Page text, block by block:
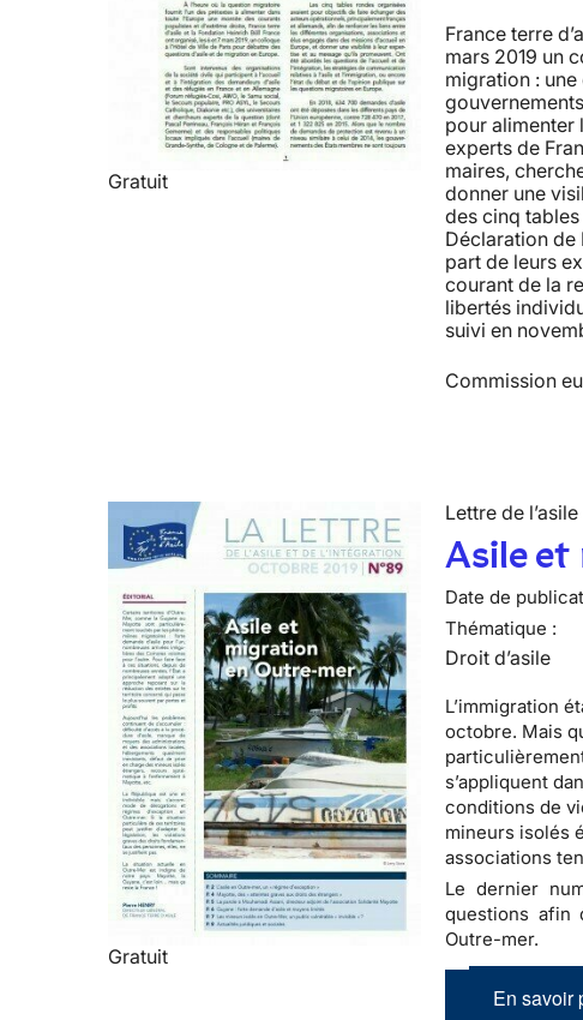
Gratuit
France terre
mars 2019 un
migration : une
pour alimenter
experts de
maires,
donner une
des cinq
Déclaration de
part de leurs
courant de la
libertés
suivi en
Commission
Gratuit
Lettre de
Asile
Date de
Thématique :
Droit d’asile
L’immigration
octobre. Mais
s’appliquent
conditions de
mineurs isolés
associations
Le dernier
questions afin
Outre-mer.
En savoir